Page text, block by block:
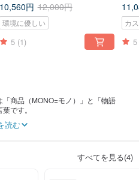
キミング防止カードケース-
Csecureのコラボレーション
10,560円 12,000円
環境に優しい
5 (1)
マ
時計
カ
5
商品（MONO=モノ）」と「物語
です。
り使われるまで実に多くのストーリー
気持ちを満たすことができるのか、魅
読む
すべてを見る(4)